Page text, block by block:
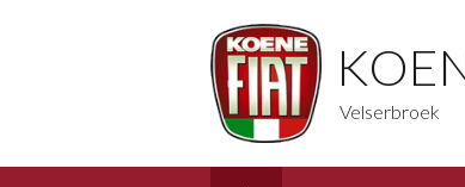
Velserbroek